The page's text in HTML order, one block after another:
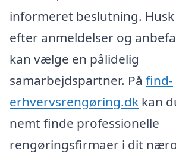
informeret beslutning.
efter anmeldelser og
kan vælge en pålidelig
samarbejdspartner. På find-
erhvervsrengøring.dk kan
nemt finde professionelle
rengøringsfirmaer i dit